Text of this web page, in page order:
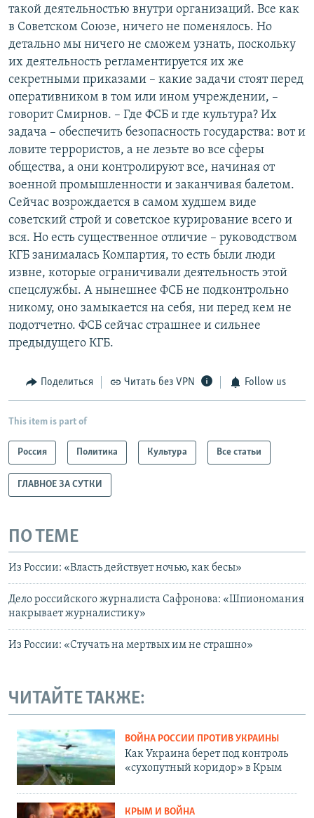
такой деятельностью внутри организаций. Все как
в Советском Союзе, ничего не поменялось. Но
детально мы ничего не сможем узнать, поскольку
их деятельность регламентируется их же
секретными приказами – какие задачи стоят перед
оперативником в том или ином учреждении, –
говорит Смирнов. – Где ФСБ и где культура? Их
задача – обеспечить безопасность государства: вот и
ловите террористов, а не лезьте во все сферы
общества, а они контролируют все, начиная от
военной промышленности и заканчивая балетом.
Сейчас возрождается в самом худшем виде
советский строй и советское курирование всего и
вся. Но есть существенное отличие – руководством
КГБ занималась Компартия, то есть были люди
извне, которые ограничивали деятельность этой
спецслужбы. А нынешнее ФСБ не подконтрольно
никому, оно замыкается на себя, ни перед кем не
подотчетно. ФСБ сейчас страшнее и сильнее
предыдущего КГБ.
Поделиться Читать без VPN Follow us
This item is part of
Россия Политика Культура Все статьи
ГЛАВНОЕ ЗА СУТКИ
ПО ТЕМЕ
Из России: «Власть действует ночью, как бесы»
Дело российского журналиста Сафронова: «Шпиономания
накрывает журналистику»
Из России: «Стучать на мертвых им не страшно»
ЧИТАЙТЕ ТАКЖЕ:
ВОЙНА РОССИИ ПРОТИВ УКРАИНЫ
Как Украина берет под контроль
«сухопутный коридор» в Крым
КРЫМ И ВОЙНА